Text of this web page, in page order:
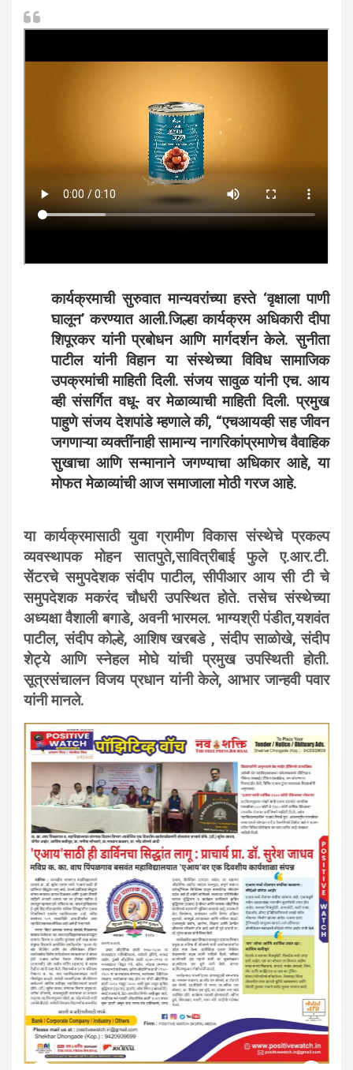
कार्यक्रमाची सुरुवात मान्यवरांच्या हस्ते ‘वृक्षाला पाणी
घालून’ करण्यात आली.जिल्हा कार्यक्रम अधिकारी दीपा
शिपूरकर यांनी प्रबोधन आणि मार्गदर्शन केले. सुनीता
पाटील यांनी विहान या संस्थेच्या विविध सामाजिक
उपक्रमांची माहिती दिली. संजय सावुळ यांनी एच. आय
व्ही संसर्गित वधू- वर मेळाव्याची माहिती दिली. प्रमुख
पाहुणे संजय देशपांडे म्हणाले की, “एचआयव्ही सह जीवन
जगणाऱ्या व्यक्तींनाही सामान्य नागरिकांप्रमाणेच वैवाहिक
सुखाचा आणि सन्मानाने जगण्याचा अधिकार आहे, या
मोफत मेळाव्यांची आज समाजाला मोठी गरज आहे.
या कार्यक्रमासाठी युवा ग्रामीण विकास संस्थेचे प्रकल्प
व्यवस्थापक मोहन सातपुते,सावित्रीबाई फुले ए.आर.टी.
सेंटरचे समुपदेशक संदीप पाटील, सीपीआर आय सी टी चे
समुपदेशक मकरंद चौधरी उपस्थित होते. तसेच संस्थेच्या
अध्यक्षा वैशाली बगाडे, अवनी भारमल. भाग्यश्री पंडीत,यशवंत
पाटील, संदीप कोल्हे, आशिष खरबडे , संदीप साळोखे, संदीप
शेट्ये आणि स्नेहल मोघे यांची प्रमुख उपस्थिती होती.
सूत्रसंचालन विजय प्रधान यांनी केले, आभार जान्हवी पवार
यांनी मानले.